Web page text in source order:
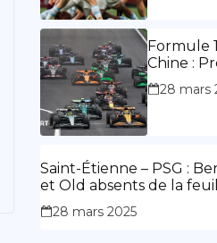
Formule
Chine :
l’Aston
28 mars
Saint-Étienne – PSG :
et Old absents de la
match.
28 mars 2025